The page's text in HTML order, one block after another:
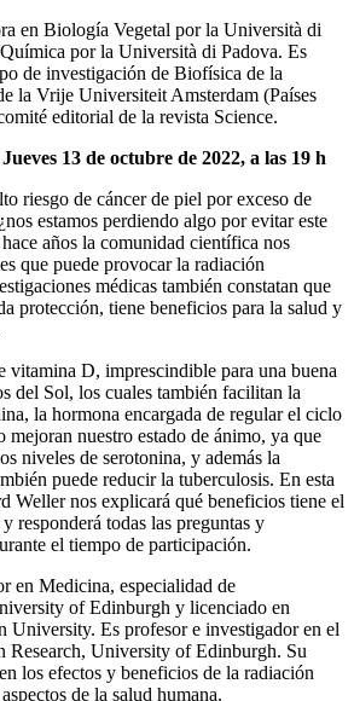
en Biología Vegetal por la Università di
por la Università di Padova. Es
de investigación de Biofísica de la
la Vrije Universiteit Amsterdam (Países
editorial de la revista Science.
13 de octubre de 2022, a las 19 h
riesgo de cáncer de piel por exceso de
estamos perdiendo algo por evitar este
años la comunidad científica nos
que puede provocar la radiación
médicas también constatan que
protección, tiene beneficios para la salud y
vitamina D, imprescindible para una buena
del Sol, los cuales también facilitan la
la hormona encargada de regular el ciclo
nuestro estado de ánimo, ya que
niveles de serotonina, y además la
puede reducir la tuberculosis. En esta
Weller nos explicará qué beneficios tiene el
responderá todas las preguntas y
el tiempo de participación.
en Medicina, especialidad de
of Edinburgh y licenciado en
University. Es profesor e investigador en el
Research, University of Edinburgh. Su
los efectos y beneficios de la radiación
de la salud humana.